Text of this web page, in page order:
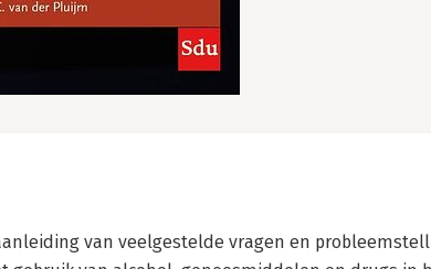
van veelgestelde vragen en